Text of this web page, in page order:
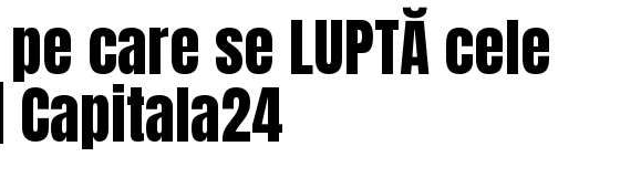
care se LUPTĂ cele